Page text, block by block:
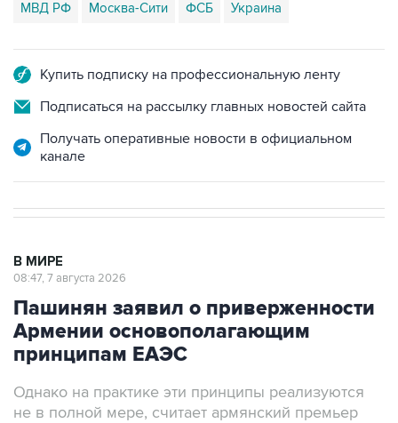
МВД РФ Москва-Сити ФСБ Украина
Купить подписку на профессиональную ленту
Подписаться на рассылку главных новостей сайта
Получать оперативные новости в официальном
канале
В МИРЕ
08:47, 7 августа 2026
Пашинян заявил о приверженности
Армении основополагающим
принципам ЕАЭС
Однако на практике эти принципы реализуются
не в полной мере, считает армянский премьер